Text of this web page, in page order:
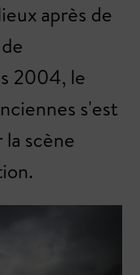
après de
2004, le
s'est
scène